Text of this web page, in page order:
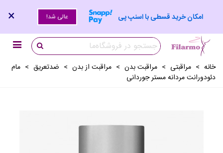
امکان خرید قسطی با اسنپ پی عالی شد! ×
خانه > مراقبتی > مراقبت بدن > مراقبت از بدن > ضدتعريق > مام
دئودورانت مردانه مستر جوردانی